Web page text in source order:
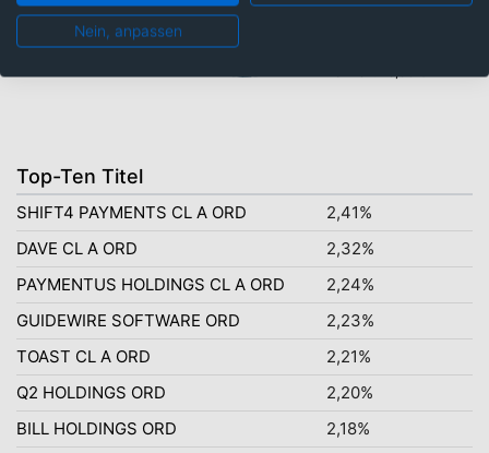
Top-Ten Titel
SHIFT4 PAYMENTS CL A ORD
2,41%
DAVE CL A ORD
2,32%
PAYMENTUS HOLDINGS CL A ORD
2,24%
GUIDEWIRE SOFTWARE ORD
2,23%
TOAST CL A ORD
2,21%
Q2 HOLDINGS ORD
2,20%
BILL HOLDINGS ORD
2,18%
Nein, anpassen